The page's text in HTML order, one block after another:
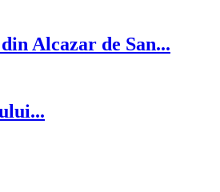
Alcazar de San...